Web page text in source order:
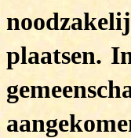
plaatsen.